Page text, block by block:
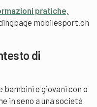
pratiche,
mobilesport.ch
di
e giovani con o
in seno a una società